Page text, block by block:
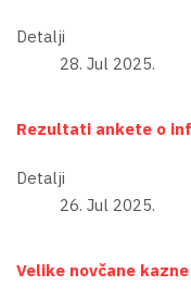
Detalji
28. Jul 2025.
Rezultati ankete o
Detalji
26. Jul 2025.
Velike novčane